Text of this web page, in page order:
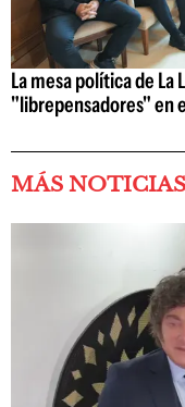
La mesa política de
"librepensadores" en
MÁS